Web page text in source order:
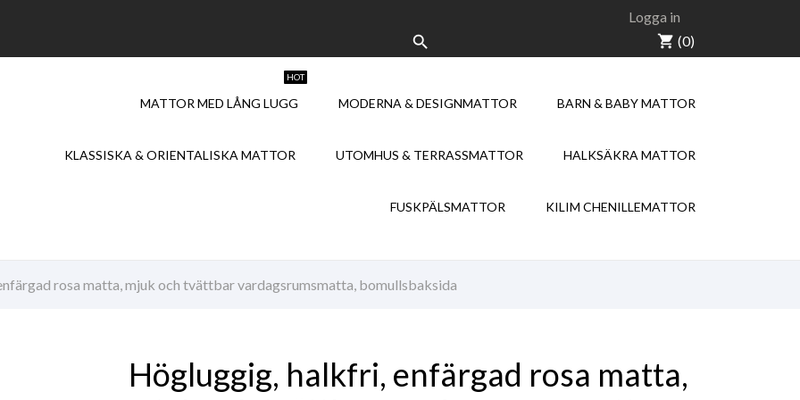
Logga in
 shopping_cart (0)
MATTOR MED LÅNG LUGG
HOT
MODERNA & DESIGNMATTOR BARN & BABY MATTOR
KLASSISKA & ORIENTALISKA MATTOR UTOMHUS & TERRASSMATTOR HALKSÄKRA MATTOR
FUSKPÄLSMATTOR KILIM CHENILLEMATTOR
rosa matta, mjuk och tvättbar vardagsrumsmatta, bomullsbaksida
Högluggig, halkfri, enfärgad rosa matta,